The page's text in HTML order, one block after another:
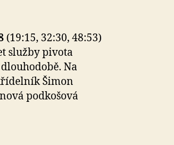
(19:15, 32:30, 48:53)
služby pivota
Na
Šimon
podkošová